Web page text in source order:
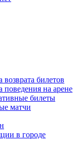
возврата билетов
поведения на арене
билеты
матчи
в городе